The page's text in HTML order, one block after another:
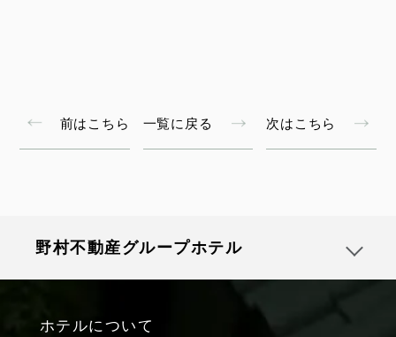
前はこちら 一覧に戻る 次はこちら
野村不動産グループホテル
ホテルについて